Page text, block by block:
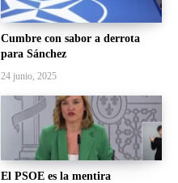
Cumbre con sabor a derrota
para Sánchez
24 junio, 2025
El PSOE es la mentira